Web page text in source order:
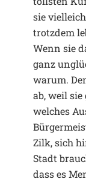
sie
trotzdem
Wenn sie
ganz
warum.
ab, weil
welches
Zilk, sich
Stadt
dass es